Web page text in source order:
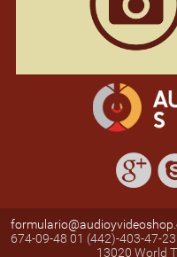
674-09-48 01 (442)-403-47-
13020 World